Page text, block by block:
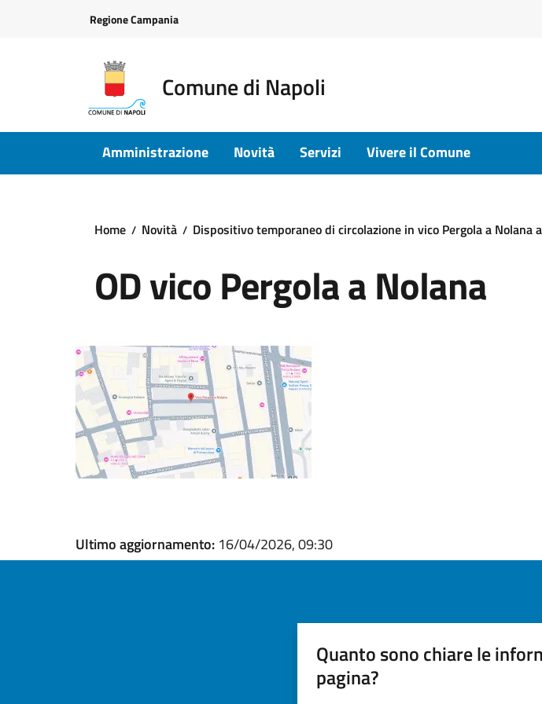
Regione Campania
Comune di Napoli
Amministrazione Novità Servizi Vivere il Comune
Home Novità Dispositivo temporaneo di circolazione in vico Pergola a
OD vico Pergola a Nolana
Ultimo aggiornamento: 16/04/2026, 09:30
Quanto sono chiare le
pagina?